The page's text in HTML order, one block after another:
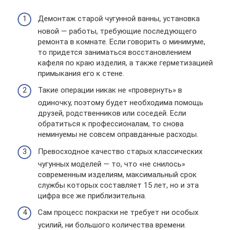
Демонтаж старой чугунной ванны, установка
новой — работы, требующие последующего
ремонта в комнате. Если говорить о минимуме,
то придется заниматься восстановлением
кафеля по краю изделия, а также герметизацией
примыкания его к стене.
Такие операции никак не «провернуть» в
одиночку, поэтому будет необходима помощь
друзей, родственников или соседей. Если
обратиться к профессионалам, то снова
неминуемы не совсем оправданные расходы.
Превосходное качество старых классических
чугунных моделей — то, что «не снилось»
современным изделиям, максимальный срок
службы которых составляет 15 лет, но и эта
цифра все же приблизительна.
Сам процесс покраски не требует ни особых
усилий, ни большого количества времени.